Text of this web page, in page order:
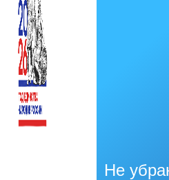
Не